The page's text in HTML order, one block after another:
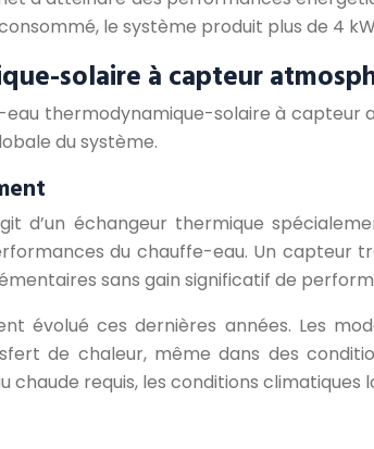
le système produit plus de 4
solaire à capteur
thermodynamique-solaire à capteur
du système.
d’un échangeur thermique
du chauffe-eau. Un capteur
sans gain significatif de
évolué ces dernières années. Les
de chaleur, même dans des
requis, les conditions climatiques